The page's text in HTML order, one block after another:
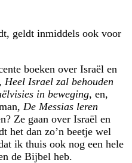
geldt inmiddels ook voor
boeken over Israël en
Heel Israel zal behouden
in beweging, en,
De Messias leren
Ze gaan over Israël en
het dan zo’n beetje wel
ik thuis ook nog een hele
de Bijbel heb.